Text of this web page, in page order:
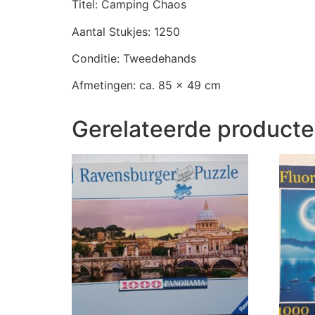
Titel: Camping Chaos
Aantal Stukjes: 1250
Conditie: Tweedehands
Afmetingen: ca. 85 x 49 cm
Gerelateerde